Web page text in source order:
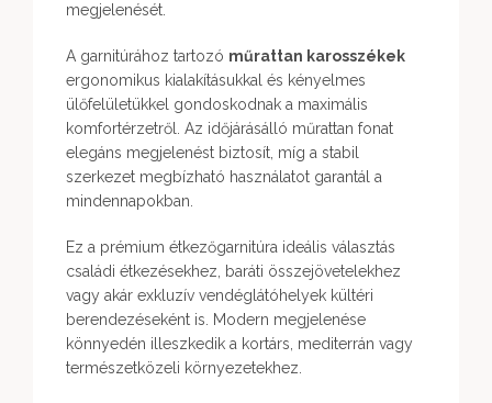
megjelenését.
A garnitúrához tartozó műrattan karosszékek
ergonomikus kialakításukkal és kényelmes
ülőfelületükkel gondoskodnak a maximális
komfortérzetről. Az időjárásálló műrattan fonat
elegáns megjelenést biztosít, míg a stabil
szerkezet megbízható használatot garantál a
mindennapokban.
Ez a prémium étkezőgarnitúra ideális választás
családi étkezésekhez, baráti összejövetelekhez
vagy akár exkluzív vendéglátóhelyek kültéri
berendezéseként is. Modern megjelenése
könnyedén illeszkedik a kortárs, mediterrán vagy
természetközeli környezetekhez.